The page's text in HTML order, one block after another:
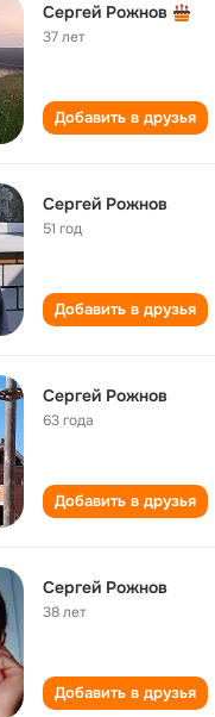
Сергей Рожнов
37 лет
Добавить в друзья
Сергей Рожнов
51 год
Добавить в друзья
Сергей Рожнов
63 года
Добавить в друзья
Сергей Рожнов
38 лет
Добавить в друзья